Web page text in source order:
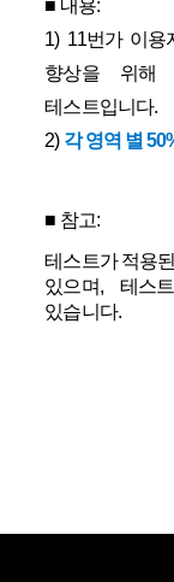
■ 내용:
1) 11번가 이용
향상을 위해
테스트입니다.
2) 각 영역 별
■ 참고:
테스트가 적용
있으며, 테스
있습니다.